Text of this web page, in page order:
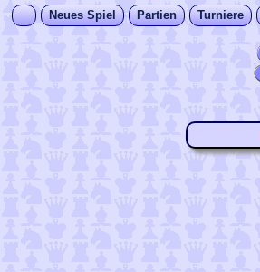
Neues Spiel Partien Turniere